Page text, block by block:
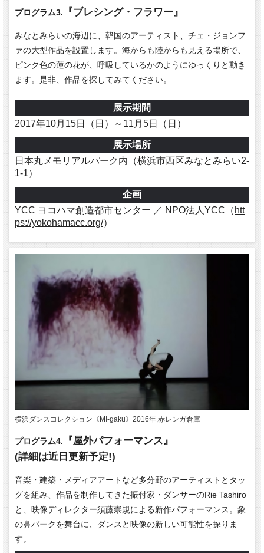
プログラム3. 『ブレシング・フラワー』
みなとみらいの海辺に、韓国のアーティスト、チェ・ジョンフ
ァの大型作品を設置します。海からも陸からも見える場所で、
ピンク色の蓮の花が、呼吸しているかのようにゆっくりと動き
ます。是非、作品を探してみてください。
展示期間
2017年10月15日（日）～11月5日（日）
展示場所
日本丸メモリアルパーク内（横浜市西区みなとみらい2-
1-1）
企画
YCC ヨコハマ創造都市センター ／ NPO法人YCC（ htt
ps://yokohamacc.org/）
横浜ダンスコレクション《MI-gaku》2016年,赤レンガ倉庫
プログラム4.
『屋外パフォーマンス』
(詳細は近日更新予定!)
音楽・建築・メディアアートなど多分野のアーティストとタッ
グを組み、作品を制作してきた振付家・ダンサーのRie Tashiro
と、映像ディレクター須藤崇規による新作パフォーマンス。象
の鼻パークを舞台に、ダンスと映像の新しい可能性を探りま
す。